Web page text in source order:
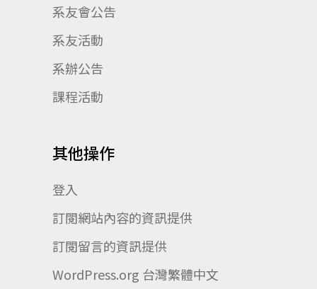
系友會公告
系友活動
系辦公告
課程活動
其他操作
登入
訂閱網站內容的資訊提供
訂閱留言的資訊提供
WordPress.org 台灣繁體中文